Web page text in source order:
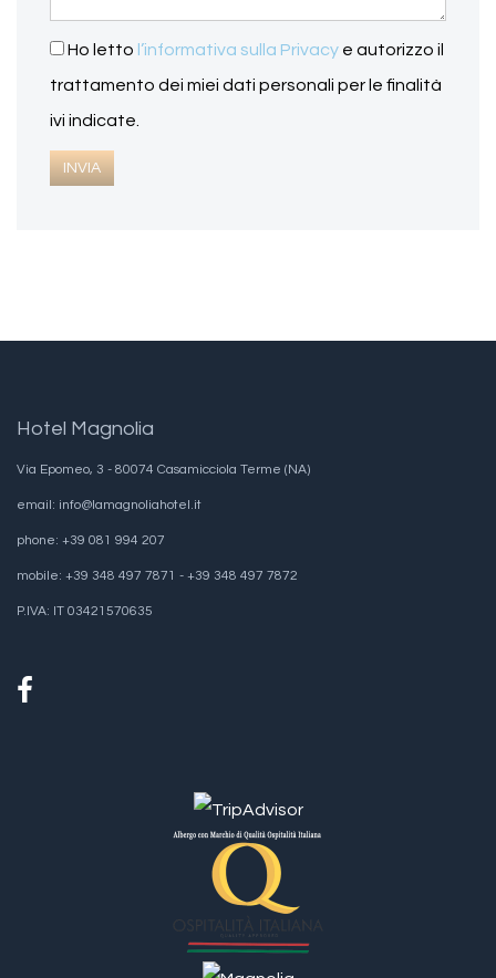
Ho letto l’informativa sulla Privacy e autorizzo il
trattamento dei miei dati personali per le finalità
ivi indicate.
Hotel Magnolia
Via Epomeo, 3 - 80074 Casamicciola Terme (NA)
email: info@lamagnoliahotel.it
phone: +39 081 994 207
mobile: +39 348 497 7871 - +39 348 497 7872
P.IVA: IT 03421570635